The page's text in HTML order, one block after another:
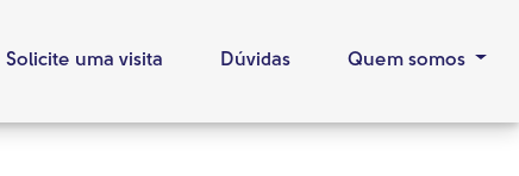
Solicite uma visita Dúvidas Quem somos